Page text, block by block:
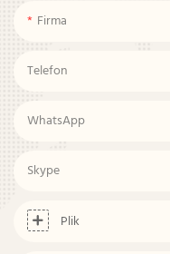
Firma
Telefon
WhatsApp
Skype
Plik